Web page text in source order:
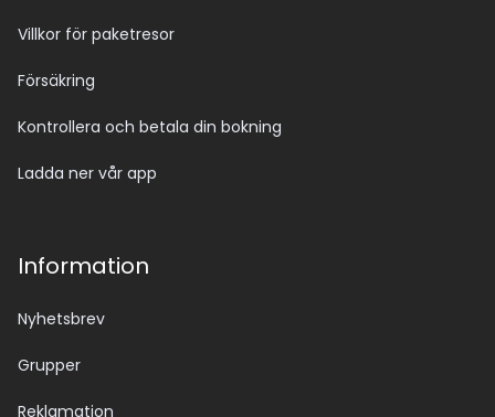
Villkor för paketresor
Försäkring
Kontrollera och betala din bokning
Ladda ner vår app
Information
Nyhetsbrev
Grupper
Reklamation